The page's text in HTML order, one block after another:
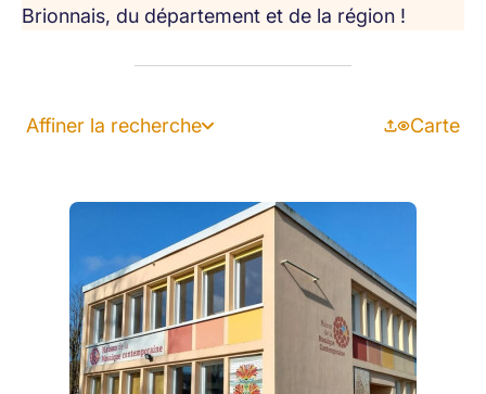
Brionnais, du département et de la région !
Affiner la recherche Carte